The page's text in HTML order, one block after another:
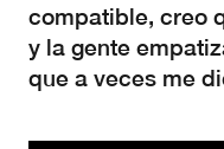
compatible, creo
y la gente
que a veces me